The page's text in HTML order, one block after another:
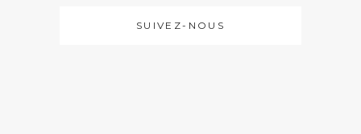
SUIVEZ-NOUS